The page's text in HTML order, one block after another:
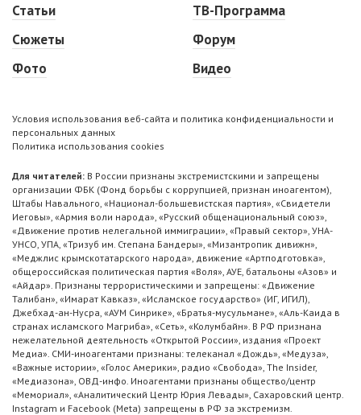
Статьи
Сюжеты
Фото
ТВ-Программа
Форум
Видео
Условия использования веб-сайта и политика конфиденциальности и
персональных данных
Политика использования cookies
Для читателей: В России признаны экстремистскими и запрещены
организации ФБК (Фонд борьбы с коррупцией, признан иноагентом),
Штабы Навального, «Национал-большевистская партия», «Свидетели
Иеговы», «Армия воли народа», «Русский общенациональный союз»,
«Движение против нелегальной иммиграции», «Правый сектор», УНА-
УНСО, УПА, «Тризуб им. Степана Бандеры», «Мизантропик дивижн»,
«Меджлис крымскотатарского народа», движение «Артподготовка»,
общероссийская политическая партия «Воля», АУЕ, батальоны «Азов» и
«Айдар». Признаны террористическими и запрещены: «Движение
Талибан», «Имарат Кавказ», «Исламское государство» (ИГ, ИГИЛ),
Джебхад-ан-Нусра, «АУМ Синрике», «Братья-мусульмане», «Аль-Каида в
странах исламского Магриба», «Сеть», «Колумбайн». В РФ признана
нежелательной деятельность «Открытой России», издания «Проект
Медиа». СМИ-иноагентами признаны: телеканал «Дождь», «Медуза»,
«Важные истории», «Голос Америки», радио «Свобода», The Insider,
«Медиазона», ОВД-инфо. Иноагентами признаны общество/центр
«Мемориал», «Аналитический Центр Юрия Левады», Сахаровский центр.
Instagram и Facebook (Metа) запрещены в РФ за экстремизм.